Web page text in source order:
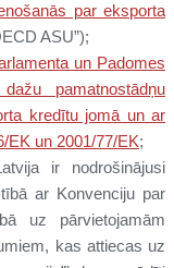
par eksporta
ASU”);
un Padomes
pamatnostādņu
kredītu jomā un ar
EK un 2001/77/EK;
ir nodrošinājusi
ar Konvenciju par
uz pārvietojamām
kas attiecas uz